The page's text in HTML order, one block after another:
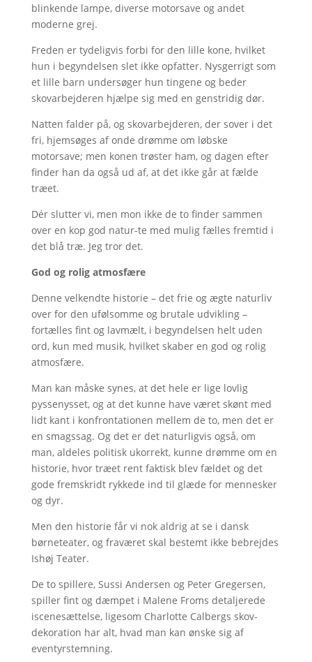
blinkende lampe, diverse motorsave og andet
moderne grej.
Freden er tydeligvis forbi for den lille kone, hvilket
hun i begyndelsen slet ikke opfatter. Nysgerrigt som
et lille barn undersøger hun tingene og beder
skovarbejderen hjælpe sig med en genstridig dør.
Natten falder på, og skovarbejderen, der sover i det
fri, hjemsøges af onde drømme om løbske
motorsave; men konen trøster ham, og dagen efter
finder han da også ud af, at det ikke går at fælde
træet.
Dér slutter vi, men mon ikke de to finder sammen
over en kop god natur-te med mulig fælles fremtid i
det blå træ. Jeg tror det.
God og rolig atmosfære
Denne velkendte historie – det frie og ægte naturliv
over for den ufølsomme og brutale udvikling –
fortælles fint og lavmælt, i begyndelsen helt uden
ord, kun med musik, hvilket skaber en god og rolig
atmosfære.
Man kan måske synes, at det hele er lige lovlig
pyssenysset, og at det kunne have været skønt med
lidt kant i konfrontationen mellem de to, men det er
en smagssag. Og det er det naturligvis også, om
man, aldeles politisk ukorrekt, kunne drømme om en
historie, hvor træet rent faktisk blev fældet og det
gode fremskridt rykkede ind til glæde for mennesker
og dyr.
Men den historie får vi nok aldrig at se i dansk
børneteater, og fraværet skal bestemt ikke bebrejdes
Ishøj Teater.
De to spillere, Sussi Andersen og Peter Gregersen,
spiller fint og dæmpet i Malene Froms detaljerede
iscenesættelse, ligesom Charlotte Calbergs skov-
dekoration har alt, hvad man kan ønske sig af
eventyrstemning.